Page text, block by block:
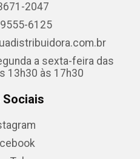
2047
6125
a sexta-feira das
13h30 às 17h30
Sociais